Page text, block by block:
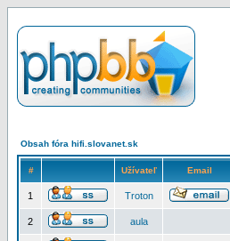
Obsah fóra hifi.slovanet.sk
# Užívateľ Email
1 Troton
2 aula